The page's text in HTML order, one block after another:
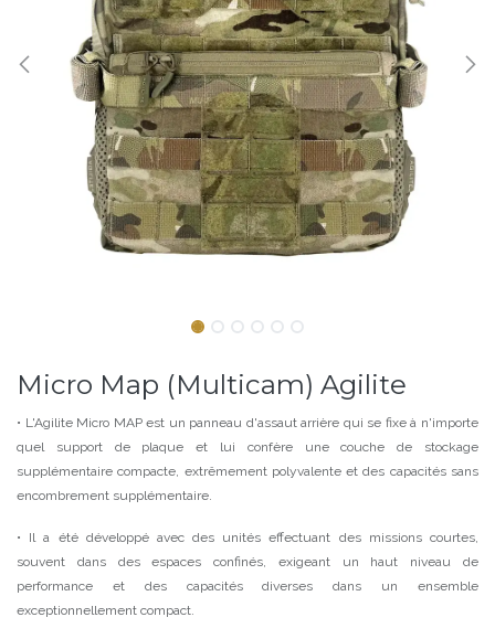
Micro Map (Multicam) Agilite
• L'Agilite Micro MAP est un panneau d'assaut arrière qui se fixe à n'importe
quel support de plaque et lui confère une couche de stockage
supplémentaire compacte, extrêmement polyvalente et des capacités sans
encombrement supplémentaire.
• Il a été développé avec des unités effectuant des missions courtes,
souvent dans des espaces confinés, exigeant un haut niveau de
performance et des capacités diverses dans un ensemble
exceptionnellement compact.